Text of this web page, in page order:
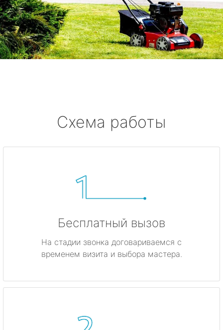
Схема работы
Бесплатный вызов
На стадии звонка договариваемся с
временем визита и выбора мастера.